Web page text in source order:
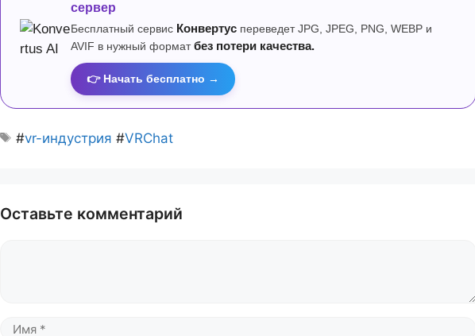
сервер
Бесплатный сервис Конвертус переведет JPG, JPEG, PNG, WEBP и
AVIF в нужный формат без потери качества.
👉 Начать бесплатно →
#vr-индустрия #VRChat
Оставьте комментарий
Имя